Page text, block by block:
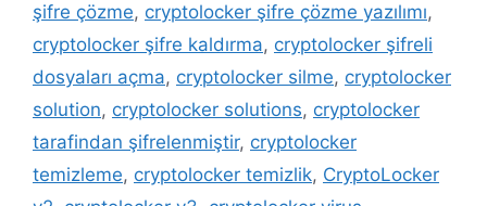
şifre çözme, cryptolocker şifre çözme yazılımı,
cryptolocker şifre kaldırma, cryptolocker şifreli
dosyaları açma, cryptolocker silme, cryptolocker
solution, cryptolocker solutions, cryptolocker
tarafindan şifrelenmiştir, cryptolocker
temizleme, cryptolocker temizlik, CryptoLocker